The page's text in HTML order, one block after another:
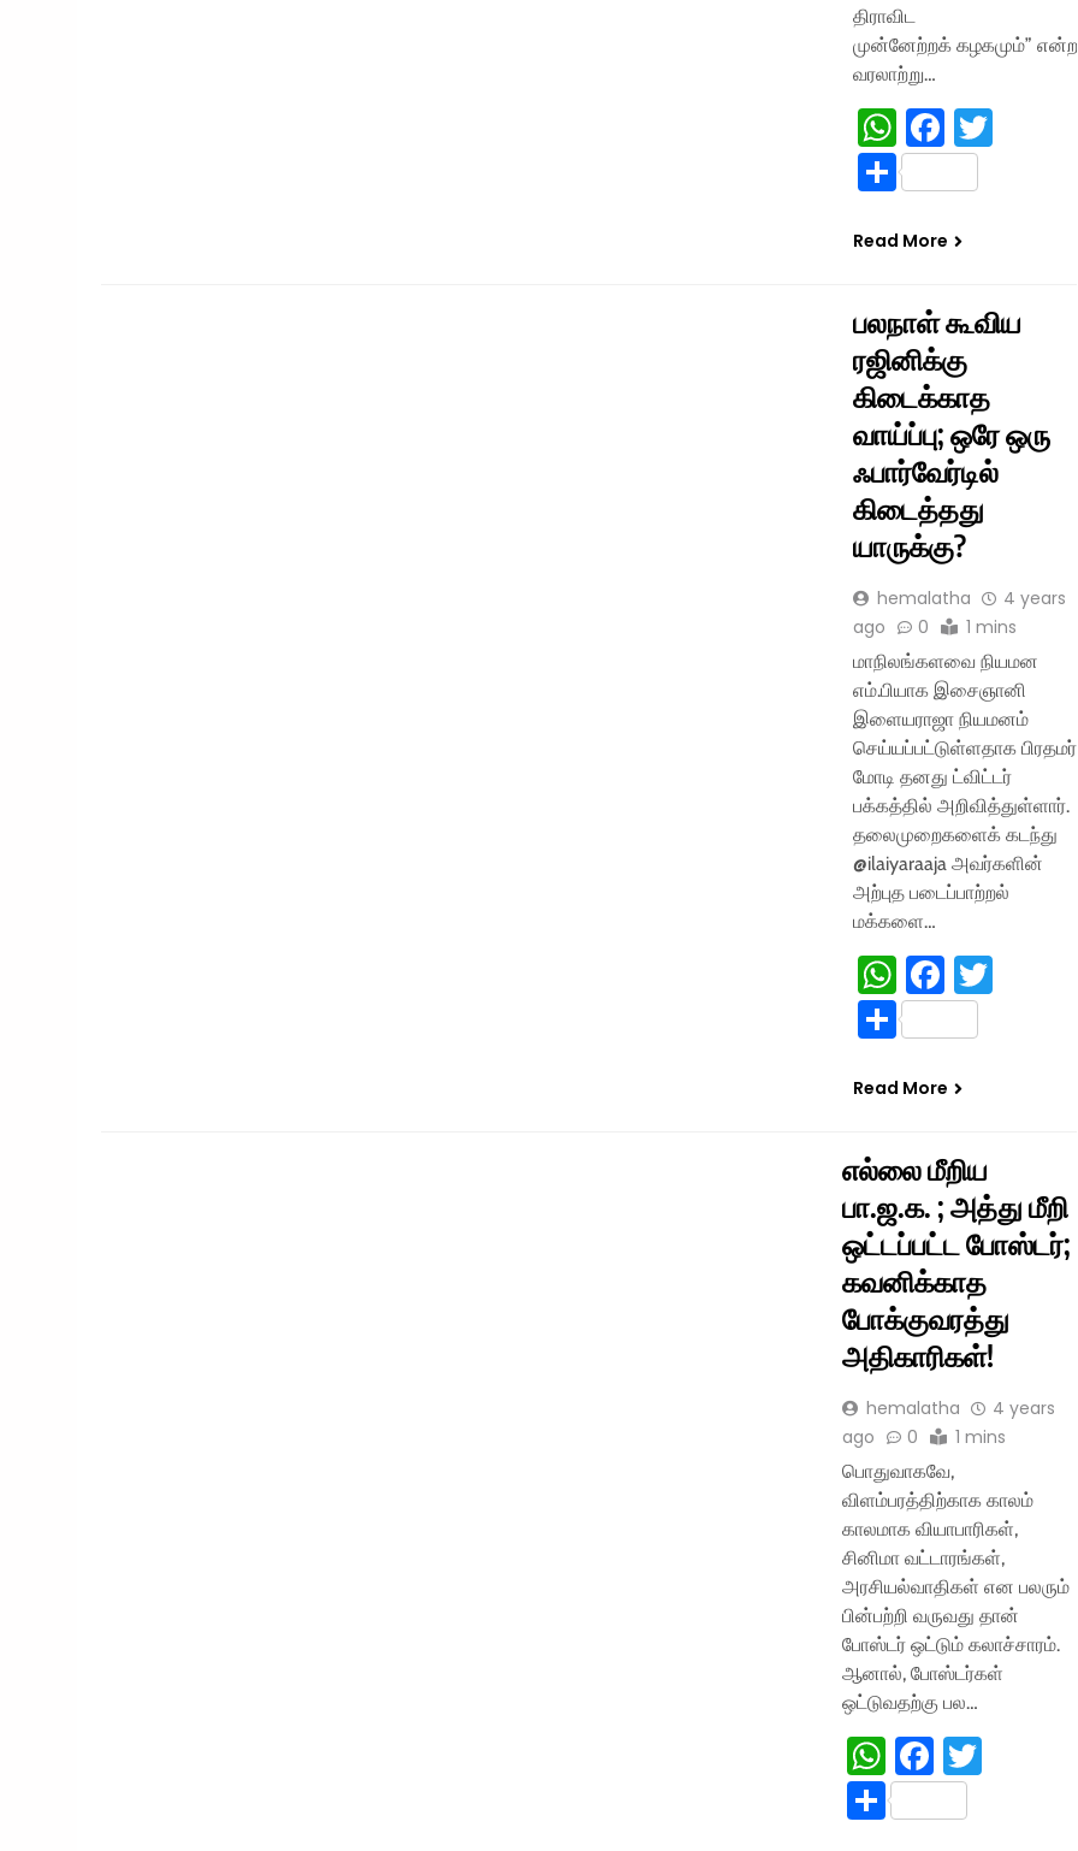
திராவிட
முன்னேற்றக் கழகமும்” என்ற
வரலாற்று…
WhatsApp
Facebook
Share
Read More
பலநாள் கூவிய
ரஜினிக்கு
கிடைக்காத
வாய்ப்பு; ஒரே ஒரு
ஃபார்வேர்டில்
கிடைத்தது
யாருக்கு?
hemalatha
4 years
ago
0 1 mins
மாநிலங்களவை நியமன
எம்.பியாக இசைஞானி
இளையராஜா நியமனம்
செய்யப்பட்டுள்ளதாக பிரதமர்
மோடி தனது ட்விட்டர்
பக்கத்தில் அறிவித்துள்ளார்.
தலைமுறைகளைக் கடந்து
@ilaiyaraaja அவர்களின்
அற்புத படைப்பாற்றல்
மக்களை…
WhatsApp
Facebook
Share
Read More
எல்லை மீறிய
பா.ஜ.க. ; அத்து மீறி
ஒட்டப்பட்ட போஸ்டர்;
கவனிக்காத
போக்குவரத்து
அதிகாரிகள்!
hemalatha
4 years
ago
0 1 mins
பொதுவாகவே,
விளம்பரத்திற்காக காலம்
காலமாக வியாபாரிகள்,
சினிமா வட்டாரங்கள்,
அரசியல்வாதிகள் என பலரும்
பின்பற்றி வருவது தான்
போஸ்டர் ஒட்டும் கலாச்சாரம்.
ஆனால், போஸ்டர்கள்
ஒட்டுவதற்கு பல…
WhatsApp
Facebook
Share